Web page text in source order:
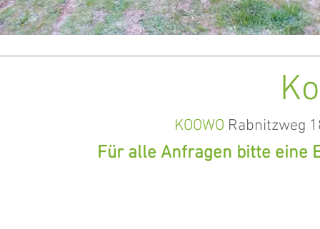
KOOWO Rabnitzweg
Für alle Anfragen bitte eine